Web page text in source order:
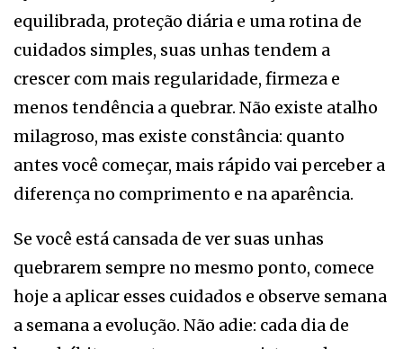
equilibrada, proteção diária e uma rotina de
cuidados simples, suas unhas tendem a
crescer com mais regularidade, firmeza e
menos tendência a quebrar. Não existe atalho
milagroso, mas existe constância: quanto
antes você começar, mais rápido vai perceber a
diferença no comprimento e na aparência.
Se você está cansada de ver suas unhas
quebrarem sempre no mesmo ponto, comece
hoje a aplicar esses cuidados e observe semana
a semana a evolução. Não adie: cada dia de